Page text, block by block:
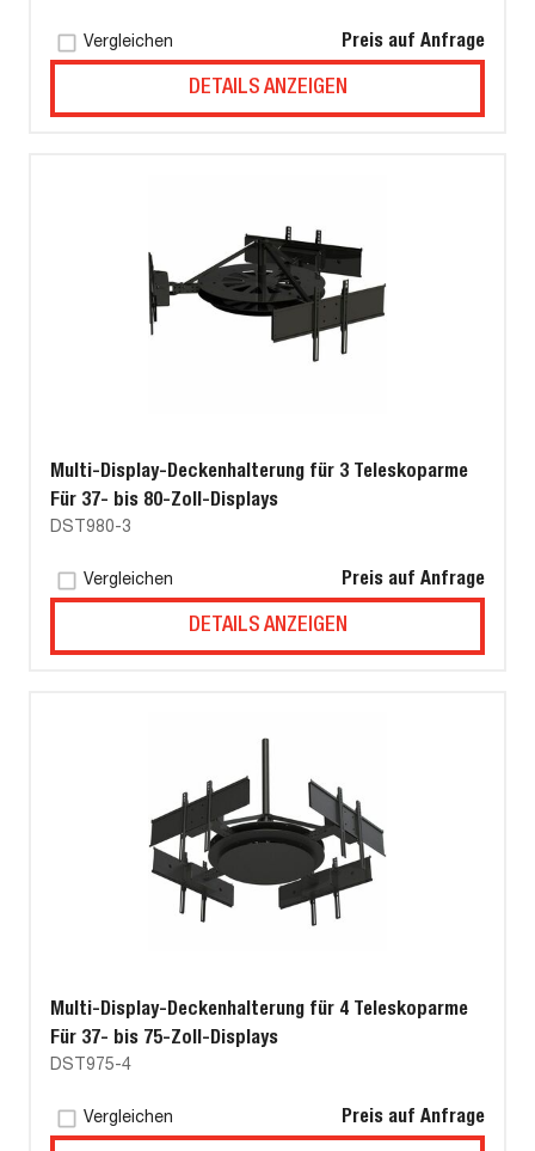
Vergleichen Preis auf Anfrage
DETAILS ANZEIGEN
Multi-Display-Deckenhalterung für 3 Teleskoparme
Für 37- bis 80-Zoll-Displays
DST980-3
Vergleichen Preis auf Anfrage
DETAILS ANZEIGEN
Multi-Display-Deckenhalterung für 4 Teleskoparme
Für 37- bis 75-Zoll-Displays
DST975-4
Vergleichen Preis auf Anfrage